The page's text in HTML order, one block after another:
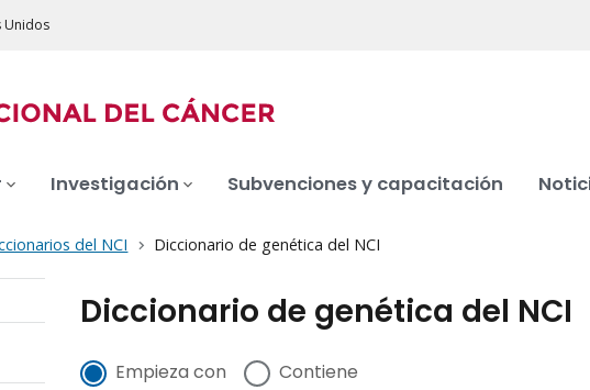
Unidos
Investigación Subvenciones y capacitación
del NCI Diccionario de genética del NCI
Diccionario de genética del NCI
Empieza con Contiene